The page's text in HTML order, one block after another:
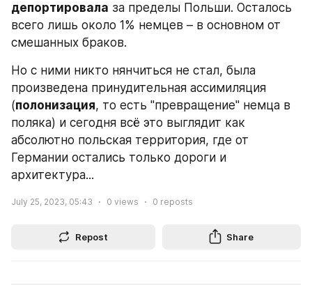
депортировала за пределы Польши. Осталось
всего лишь около 1% немцев – в основном от
смешанных браков.
Но с ними никто нянчиться не стал, была
произведена принудительная ассимиляция
(полонизация, то есть "превращение" немца в
поляка) и сегодня всё это выглядит как
абсолютно польская территория, где от
Германии остались только дороги и
архитектура...
July 25, 2023, 05:43 0 views 0 reposts
Repost Share